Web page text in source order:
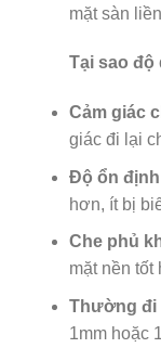
mặt sàn
Tại sao độ
Cảm giác
giác đi lại
Độ ổn
hơn, ít bị
Che phủ
mặt nền
Thường đi
1mm hoặc